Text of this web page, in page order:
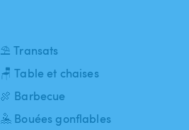
⛱️ Transats
🪑 Table et chaises
🍖 Barbecue
🤽 Bouées gonflables